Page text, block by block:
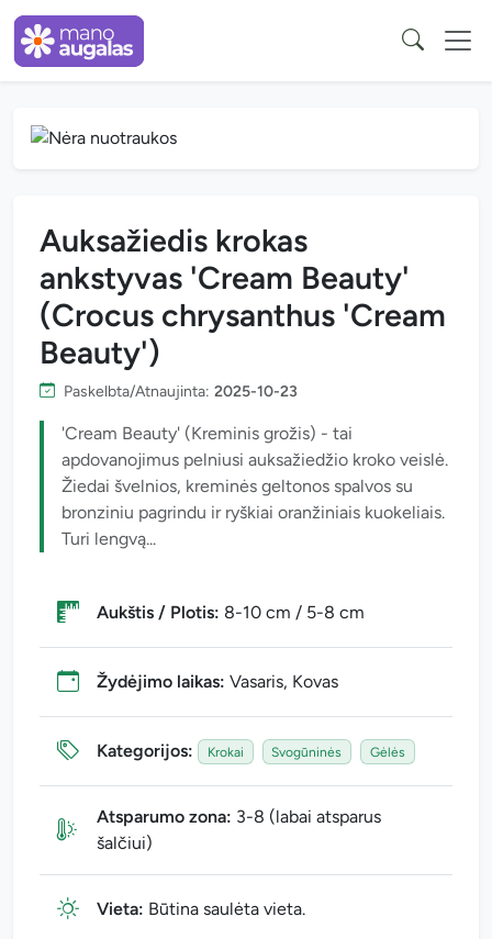
Auksažiedis krokas
ankstyvas 'Cream Beauty'
(Crocus chrysanthus 'Cream
Beauty')
Paskelbta/Atnaujinta: 2025-10-23
'Cream Beauty' (Kreminis grožis) - tai
apdovanojimus pelniusi auksažiedžio kroko veislė.
Žiedai švelnios, kreminės geltonos spalvos su
bronziniu pagrindu ir ryškiai oranžiniais kuokeliais.
Turi lengvą...
Aukštis / Plotis: 8-10 cm / 5-8 cm
Žydėjimo laikas: Vasaris, Kovas
Kategorijos: Krokai Svogūninės Gėlės
Atsparumo zona: 3-8 (labai atsparus
šalčiui)
Vieta: Būtina saulėta vieta.